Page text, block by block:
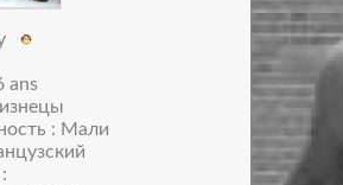
ans
: Мали